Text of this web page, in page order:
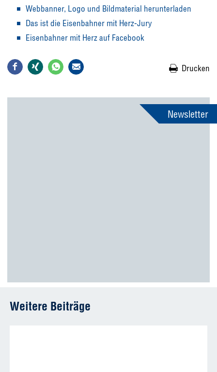
Webbanner, Logo und Bildmaterial herunterladen
Das ist die Eisenbahner mit Herz-Jury
Eisenbahner mit Herz auf Facebook
Drucken
Newsletter
Weitere Beiträge